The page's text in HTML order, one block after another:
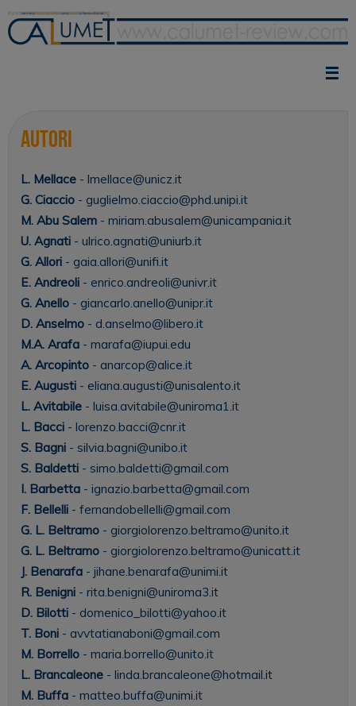
contenuto
Autori
L. Mellace - lmellace@unicz.it
G. Ciaccio - guglielmo.ciaccio@phd.unipi.it
M. Abu Salem - miriam.abusalem@unicampania.it
U. Agnati - ulrico.agnati@uniurb.it
G. Allori - gaia.allori@unifi.it
E. Andreoli - enrico.andreoli@univr.it
G. Anello - giancarlo.anello@unipr.it
D. Anselmo - d.anselmo@libero.it
M.A. Arafa - marafa@iupui.edu
A. Arcopinto - anarcop@alice.it
E. Augusti - eliana.augusti@unisalento.it
L. Avitabile - luisa.avitabile@uniroma1.it
L. Bacci - lorenzo.bacci@cnr.it
S. Bagni - silvia.bagni@unibo.it
S. Baldetti - simo.baldetti@gmail.com
I. Barbetta - ignazio.barbetta@gmail.com
F. Bellelli - fernandobellelli@gmail.com
G. L. Beltramo - giorgiolorenzo.beltramo@unito.it
G. L. Beltramo - giorgiolorenzo.beltramo@unicatt.it
J. Benarafa - jihane.benarafa@unimi.it
R. Benigni - rita.benigni@uniroma3.it
D. Bilotti - domenico_bilotti@yahoo.it
T. Boni - avvtatianaboni@gmail.com
M. Borrello - maria.borrello@unito.it
L. Brancaleone - linda.brancaleone@hotmail.it
M. Buffa - matteo.buffa@unimi.it